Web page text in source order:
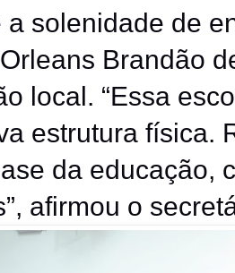
a solenidade de
Brandão
local. “Essa
estrutura física.
da educação,
afirmou o